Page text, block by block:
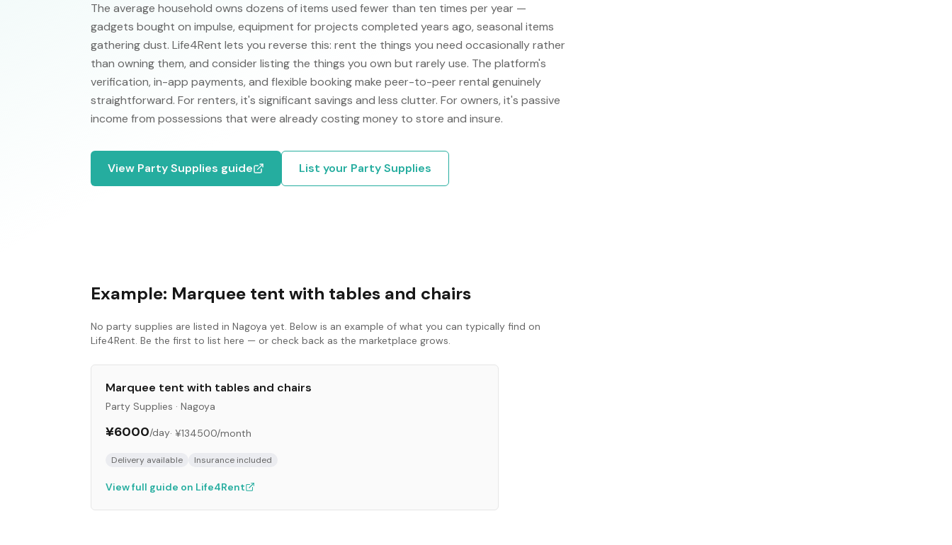
The average household owns dozens of items used fewer than ten times per year —
gadgets bought on impulse, equipment for projects completed years ago, seasonal items
gathering dust. Life4Rent lets you reverse this: rent the things you need occasionally rather
than owning them, and consider listing the things you own but rarely use. The platform's
verification, in-app payments, and flexible booking make peer-to-peer rental genuinely
straightforward. For renters, it's significant savings and less clutter. For owners, it's passive
income from possessions that were already costing money to store and insure.
View Party Supplies guide List your Party Supplies
Example: Marquee tent with tables and chairs
No party supplies are listed in Nagoya yet. Below is an example of what you can typically find on
Life4Rent. Be the first to list here — or check back as the marketplace grows.
Marquee tent with tables and chairs
Party Supplies · Nagoya
¥6000/day· ¥134500/month
Delivery available Insurance included
View full guide on Life4Rent